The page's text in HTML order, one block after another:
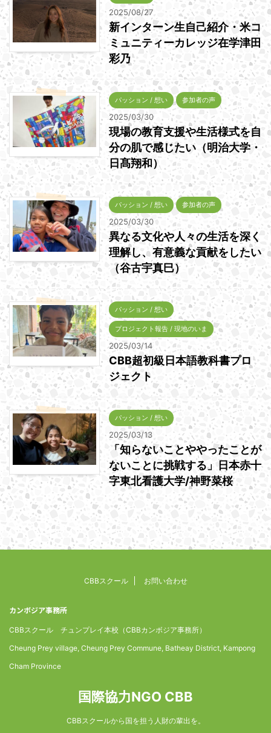
2025/08/27
新インターン生自己紹介・米コ
ミュニティーカレッジ在学津田
彩乃
パッション / 想い 参加者の声
2025/03/30
現場の教育支援や生活様式を自
分の肌で感じたい（明治大学・
日髙翔和）
パッション / 想い 参加者の声
2025/03/30
異なる文化や人々の生活を深く
理解し、有意義な貢献をしたい
（谷古宇真巳）
パッション / 想い
プロジェクト報告 / 現地のいま
2025/03/14
CBB超初級日本語教科書プロ
ジェクト
パッション / 想い
2025/03/13
「知らないことややったことが
ないことに挑戦する」日本赤十
字東北看護大学/神野菜桜
CBBスクール お問い合わせ
カンボジア事務所
CBBスクール チュンプレイ本校（CBBカンボジア事務所）
Cheung Prey village, Cheung Prey Commune, Batheay District, Kampong
Cham Province
国際協力NGO CBB
CBBスクールから国を担う人財の輩出を。